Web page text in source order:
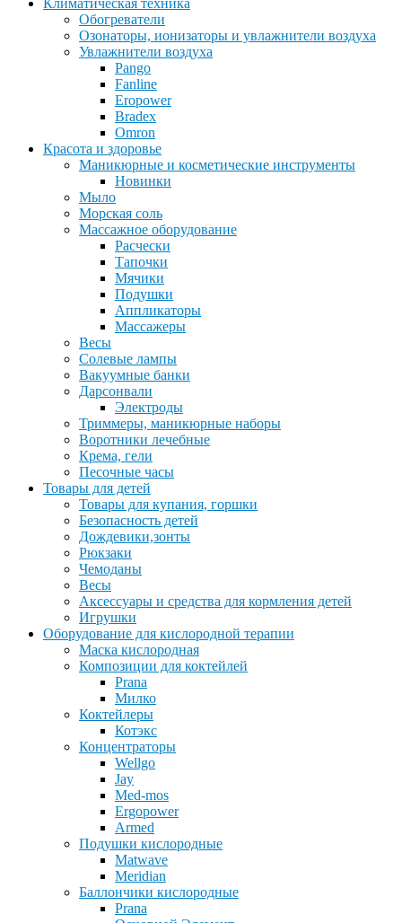
Климатическая техника
Обогреватели
Озонаторы, ионизаторы и увлажнители воздуха
Увлажнители воздуха
Pango
Fanline
Eropower
Bradex
Omron
Красота и здоровье
Маникюрные и косметические инструменты
Новинки
Мыло
Морская соль
Массажное оборудование
Расчески
Тапочки
Мячики
Подушки
Аппликаторы
Массажеры
Весы
Солевые лампы
Вакуумные банки
Дарсонвали
Электроды
Триммеры, маникюрные наборы
Воротники лечебные
Крема, гели
Песочные часы
Товары для детей
Товары для купания, горшки
Безопасность детей
Дождевики,зонты
Рюкзаки
Чемоданы
Весы
Аксессуары и средства для кормления детей
Игрушки
Оборудование для кислородной терапии
Маска кислородная
Композиции для коктейлей
Prana
Милко
Коктейлеры
Котэкс
Концентраторы
Wellgo
Jay
Med-mos
Ergopower
Armed
Подушки кислородные
Matwave
Meridian
Баллончики кислородные
Prana